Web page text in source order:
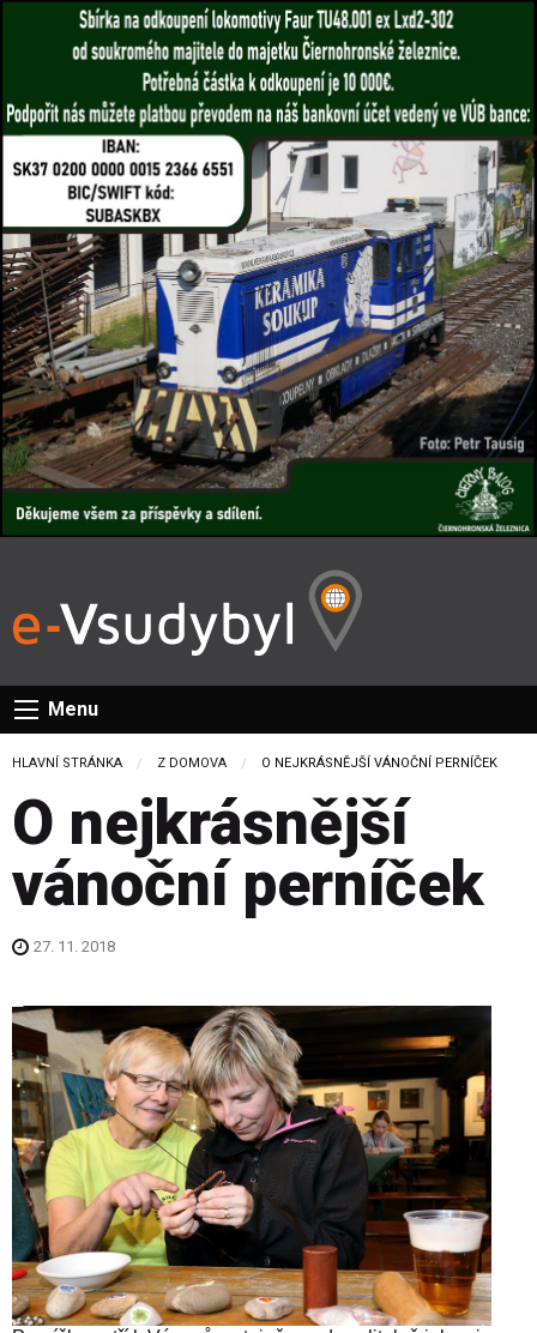
Menu
HLAVNÍ STRÁNKA Z DOMOVA CURRENT:
O NEJKRÁSNĚJŠÍ VÁNOČNÍ PERNÍČEK
O nejkrásnější
vánoční perníček
27. 11. 2018